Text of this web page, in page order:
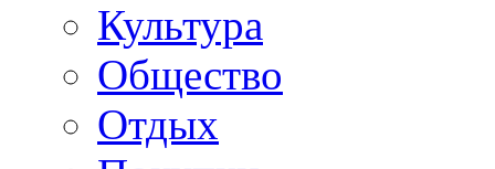
Культура
Общество
Отдых